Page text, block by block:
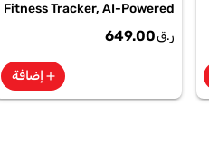
Fitness Tracker, AI-Powered
Health, 7-Day Battery,
Obsidian, GA09509| 1 Year
ر.ق649.00
add إضافة